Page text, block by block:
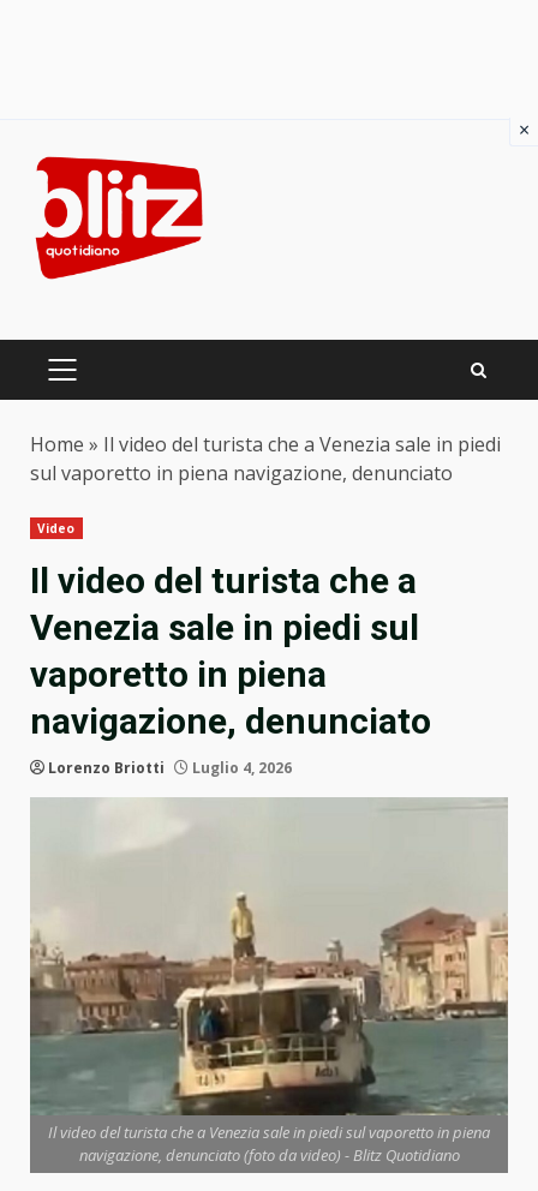
content
PRIMARY
Home » Il video del turista che a Venezia sale in piedi
sul vaporetto in piena navigazione, denunciato
Video
Il video del turista che a
Venezia sale in piedi sul
vaporetto in piena
navigazione, denunciato
Lorenzo Briotti Luglio 4, 2026
Il video del turista che a Venezia sale in piedi sul vaporetto in piena
navigazione, denunciato (foto da video) - Blitz Quotidiano
×